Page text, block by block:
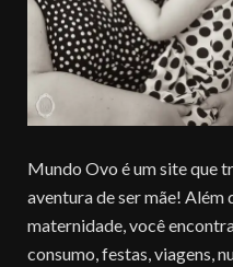
Mundo Ovo é um site que
aventura de ser mãe! Além
maternidade, você
consumo, festas, viagens,